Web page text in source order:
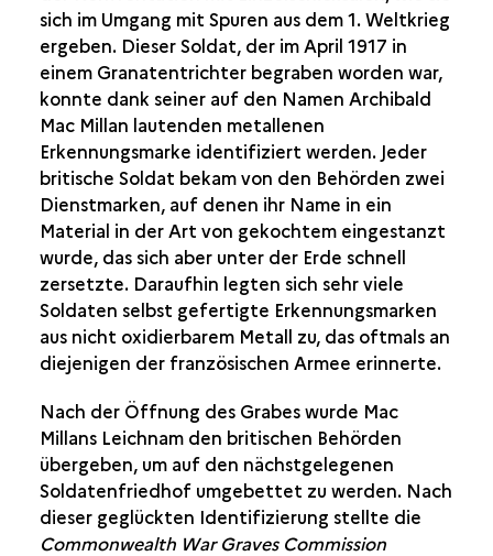
Einzelschicksale
ALAIN-FOURNIER (1886-1914)
PIERRE GRENIER (1885-1915)
ALBERT DADURE (1894-1915)
ARCHIBALD MAC MILLAN (1889-1917)
AUGUST HÜTTEN (1880-1918)
Mensch und Tier im Leid vereint
sich im Umgang mit Spuren aus dem 1. Weltkrieg
ergeben. Dieser Soldat, der im April 1917 in
einem Granatentrichter begraben worden war,
konnte dank seiner auf den Namen Archibald
Mac Millan lautenden metallenen
Erkennungsmarke identifiziert werden. Jeder
britische Soldat bekam von den Behörden zwei
Dienstmarken, auf denen ihr Name in ein
Material in der Art von gekochtem eingestanzt
wurde, das sich aber unter der Erde schnell
zersetzte. Daraufhin legten sich sehr viele
Soldaten selbst gefertigte Erkennungsmarken
aus nicht oxidierbarem Metall zu, das oftmals an
diejenigen der französischen Armee erinnerte.
Nach der Öffnung des Grabes wurde Mac
Millans Leichnam den britischen Behörden
übergeben, um auf den nächstgelegenen
Soldatenfriedhof umgebettet zu werden. Nach
dieser geglückten Identifizierung stellte die
Commonwealth War Graves Commission